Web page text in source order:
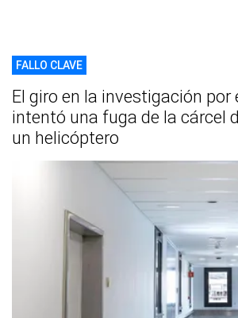
FALLO CLAVE
El giro en la investigación por
intentó una fuga de la cárcel
un helicóptero